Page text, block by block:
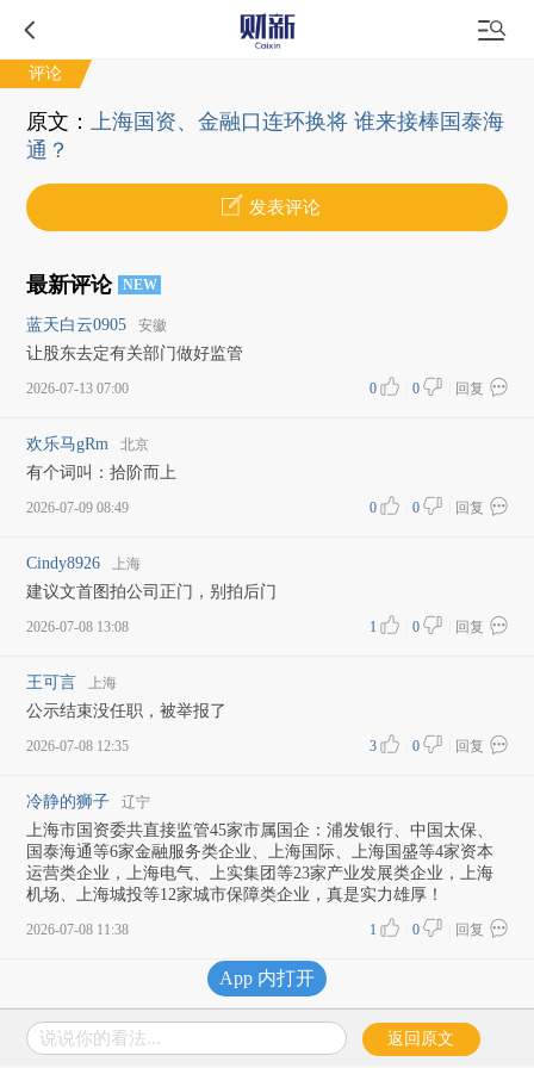
评论
原文：上海国资、金融口连环换将 谁来接棒国泰海
通？
发表评论
最新评论 NEW
蓝天白云0905 安徽
让股东去定有关部门做好监管
2026-07-13 07:00 回复
0
0
欢乐马gRm 北京
有个词叫：拾阶而上
2026-07-09 08:49 回复
0
0
Cindy8926 上海
建议文首图拍公司正门，别拍后门
2026-07-08 13:08 回复
0
1
王可言 上海
公示结束没任职，被举报了
2026-07-08 12:35 回复
0
3
冷静的狮子 辽宁
上海市国资委共直接监管45家市属国企：浦发银行、中国太保、
国泰海通等6家金融服务类企业、上海国际、上海国盛等4家资本
运营类企业，上海电气、上实集团等23家产业发展类企业，上海
机场、上海城投等12家城市保障类企业，真是实力雄厚！
2026-07-08 11:38 回复
0
1
加载更多评论
说说你的看法... 返回原文
App 内打开